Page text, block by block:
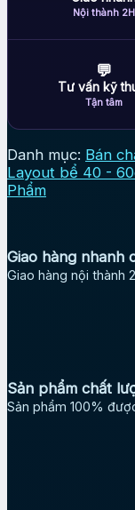
Nội thành 2H
💬
Tư vấn kỹ
Tận tâm
Danh mục: Bán
Layout bể 40 -
Phẩm
Giao hàng nhanh
Giao hàng nội thành
Sản phẩm chất
Sản phẩm 100%